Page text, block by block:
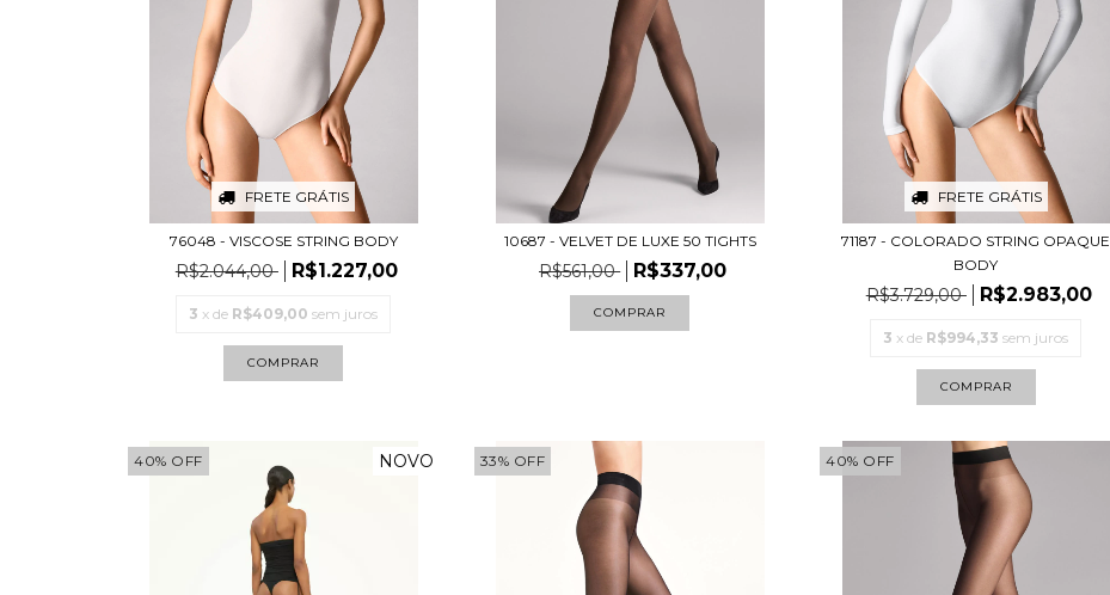
FRETE GRÁTIS
76048 - VISCOSE STRING BODY
R$2.044,00 R$1.227,00
3 x de R$409,00 sem juros
COMPRAR
10687 - VELVET DE LUXE 50 TIGHTS
R$561,00 R$337,00
COMPRAR
FRETE GRÁTIS
71187 - COLORADO STRING OPAQUE
BODY
R$3.729,00 R$2.983,00
3 x de R$994,33 sem juros
COMPRAR
40% OFF NOVO 33% OFF 40% OFF